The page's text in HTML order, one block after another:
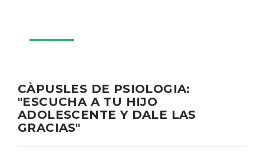
CÀPUSLES DE PSIOLOGIA:
"ESCUCHA A TU HIJO
ADOLESCENTE Y DALE LAS
GRACIAS"